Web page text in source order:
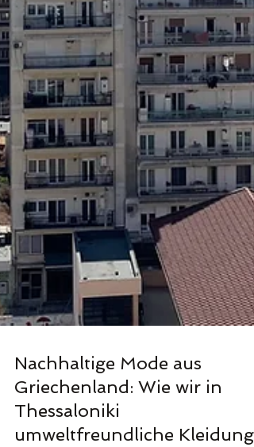
Nachhaltige Mode aus
Griechenland: Wie wir in
Thessaloniki